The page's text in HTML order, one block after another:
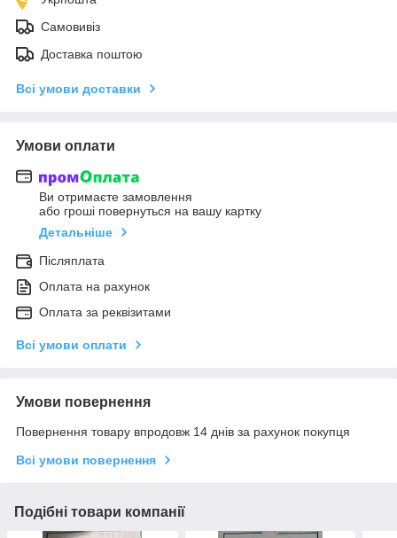
Самовивіз
Доставка поштою
Всі умови доставки
Умови оплати
Ви отримаєте замовлення
або гроші повернуться на вашу картку
Детальніше
Післяплата
Оплата на рахунок
Оплата за реквізитами
Всі умови оплати
Умови повернення
Повернення товару впродовж 14 днів за рахунок покупця
Всі умови повернення
Подібні товари компанії